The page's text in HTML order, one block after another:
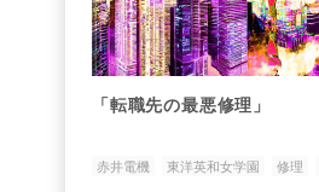
「転職先の最悪修理」
赤井電機 東洋英和女学園 修理